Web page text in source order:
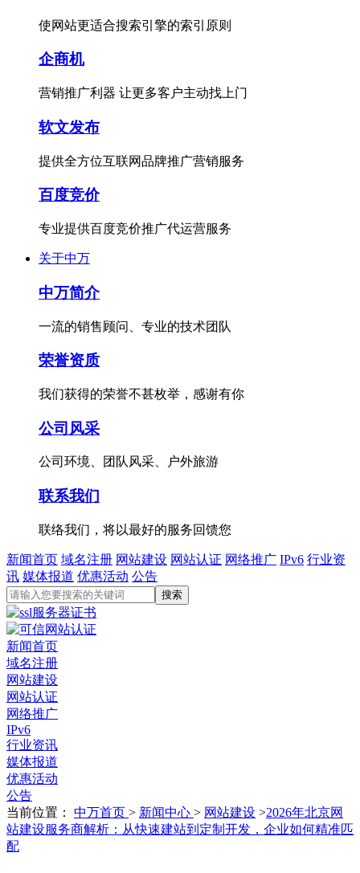
使网站更适合搜索引擎的索引原则
企商机
营销推广利器 让更多客户主动找上门
软文发布
提供全方位互联网品牌推广营销服务
百度竞价
专业提供百度竞价推广代运营服务
关于中万
中万简介
一流的销售顾问、专业的技术团队
荣誉资质
我们获得的荣誉不甚枚举，感谢有你
公司风采
公司环境、团队风采、户外旅游
联系我们
联络我们，将以最好的服务回馈您
新闻首页 域名注册 网站建设 网站认证 网络推广 IPv6 行业资
讯 媒体报道 优惠活动 公告
新闻首页
域名注册
网站建设
网站认证
网络推广
IPv6
行业资讯
媒体报道
优惠活动
公告
当前位置： 中万首页 > 新闻中心 > 网站建设 >2026年北京网
站建设服务商解析：从快速建站到定制开发，企业如何精准匹
配